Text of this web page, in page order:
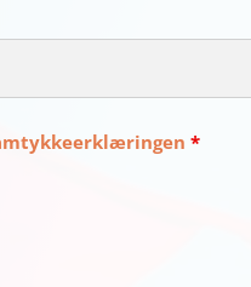
*